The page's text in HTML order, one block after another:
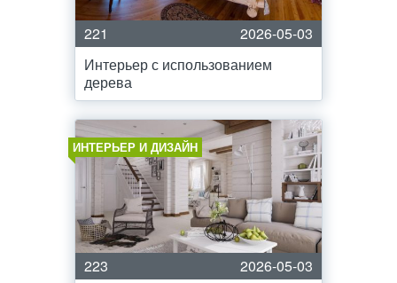
221
2026-05-03
Интерьер с использованием
дерева
ИНТЕРЬЕР И ДИЗАЙН
223
2026-05-03